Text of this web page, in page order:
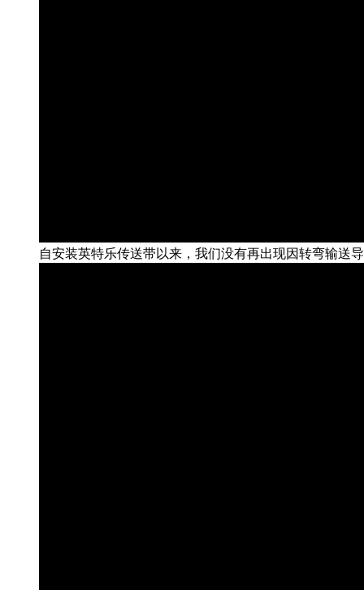
自安装英特乐传送带以来，我们没有再出现因转弯输送